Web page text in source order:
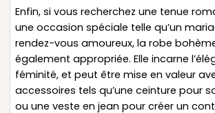
Enfin, si vous recherchez une tenue
une occasion spéciale telle qu’un
rendez-vous amoureux, la robe
également appropriée. Elle incarne
féminité, et peut être mise en valeur
accessoires tels qu’une ceinture pour
ou une veste en jean pour créer un